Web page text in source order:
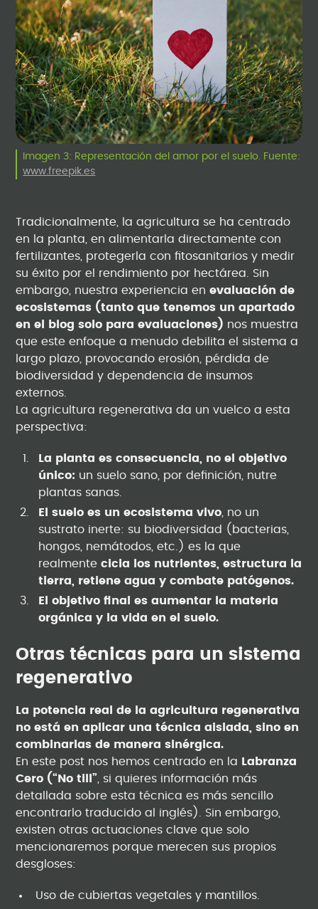
Imagen 3: Representación del amor por el suelo. Fuente:
www.freepik.es
Tradicionalmente, la agricultura se ha centrado
en la planta, en alimentarla directamente con
fertilizantes, protegerla con fitosanitarios y medir
su éxito por el rendimiento por hectárea. Sin
embargo, nuestra experiencia enevaluación de
ecosistemas (tanto que tenemos un apartado
en el blog solo para evaluaciones) nos muestra
que este enfoque a menudo debilita el sistema a
largo plazo, provocando erosión, pérdida de
biodiversidad y dependencia de insumos
externos.
La agricultura regenerativa da un vuelco a esta
perspectiva:
La planta es consecuencia, no el objetivo
único: un suelo sano, por definición, nutre
plantas sanas.
El suelo es un ecosistema vivo , no un
sustrato inerte: su biodiversidad (bacterias,
hongos, nemátodos, etc.) es la que
realmentecicla los nutrientes, estructura la
tierra, retiene agua y combate patógenos.
El objetivo final es aumentar la materia
orgánica y la vida en el suelo.
Otras técnicas para un sistema
regenerativo
La potencia real de la agricultura regenerativa
no está en aplicar una técnica aislada, sino en
combinarlas de manera sinérgica.
En este post nos hemos centrado en la
Labranza
Cero (“No till” , si quieres información más
detallada sobre esta técnica es más sencillo
encontrarlo traducido al inglés). Sin embargo,
existen otras actuaciones clave que solo
mencionaremos porque merecen sus propios
desgloses:
Uso de cubiertas vegetales y mantillos.